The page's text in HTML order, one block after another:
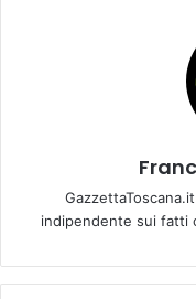
indipendente sui fatti